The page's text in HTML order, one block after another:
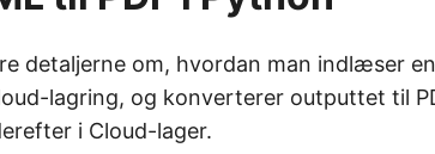
detaljerne om, hvordan man indlæser
lagring, og konverterer outputtet til
i Cloud-lager.